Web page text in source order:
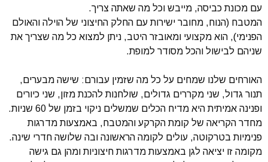
עם מכונת כביסה, מייבש וכל מה שאתה צריך.
המטבח (הנוח, מחובר ישירות עם החלק החיצוני של הוילה והאולם
הפנימי), הוא מקצועי ומאובזר היטב, ניתן למצוא כל מה שצריך את
שניהם לבישול והכל מסודר למופת.
האורחים שלנו שמחים על כל מה שזמין עבורם: שישה מבערים,
תנור גדול, שני מקררים גדולים, שולחנות להכנת מזון, שני כיורים
ופנינה אמיתית היא מדיח הכלים שמשלים ניקוי בזמן של 60 שניות.
מחדר הקריאה של קומת הקרקע והמטבח, באמצעות מדרגות
פנימיות בטרקוטה, עולים לקומה הראשונה ובה שלושה חדרי שינה.
מקומה זו יציאה לגן באמצעות מדרגות חיצוניות ומהן גם גישה